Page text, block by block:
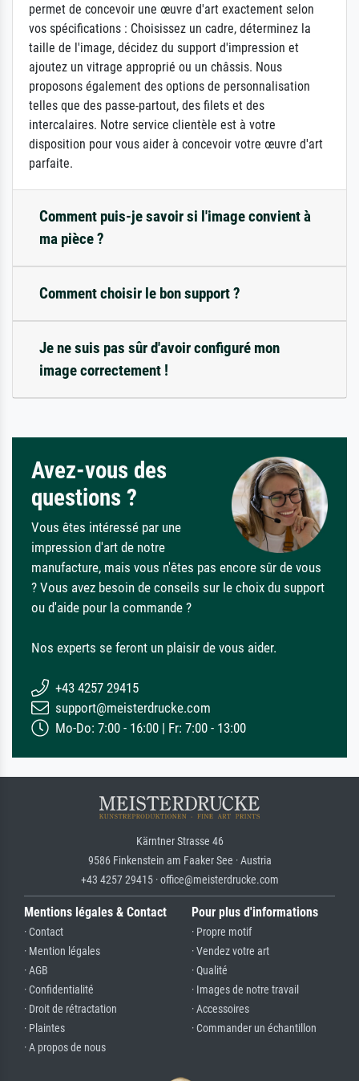
permet de concevoir une œuvre d'art exactement selon
vos spécifications : Choisissez un cadre, déterminez la
taille de l'image, décidez du support d'impression et
ajoutez un vitrage approprié ou un châssis. Nous
proposons également des options de personnalisation
telles que des passe-partout, des filets et des
intercalaires. Notre service clientèle est à votre
disposition pour vous aider à concevoir votre œuvre d'art
parfaite.
Comment puis-je savoir si l'image convient à
ma pièce ?
Comment choisir le bon support ?
Je ne suis pas sûr d'avoir configuré mon
image correctement !
Avez-vous des
questions ?
Vous êtes intéressé par une
impression d'art de notre
manufacture, mais vous n'êtes pas encore sûr de vous
? Vous avez besoin de conseils sur le choix du support
ou d'aide pour la commande ?
Nos experts se feront un plaisir de vous aider.
+43 4257 29415
support@meisterdrucke.com
Mo-Do: 7:00 - 16:00 | Fr: 7:00 - 13:00
Kärntner Strasse 46
9586 Finkenstein am Faaker See · Austria
+43 4257 29415 · office@meisterdrucke.com
Mentions légales & Contact
· Contact
· Mention légales
· AGB
· Confidentialité
· Droit de rétractation
· Plaintes
· A propos de nous
Pour plus d'informations
· Propre motif
· Vendez votre art
· Qualité
· Images de notre travail
· Accessoires
· Commander un échantillon